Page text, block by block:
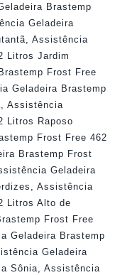
Brastemp
Geladeira
, Assistência
Litros Jardim
Frost Free
Geladeira Brastemp
, Assistência
Litros Raposo
Frost Free 462
Brastemp Frost
Geladeira
, Assistência
Litros Alto de
Frost Free
Geladeira Brastemp
Geladeira
Sônia, Assistência